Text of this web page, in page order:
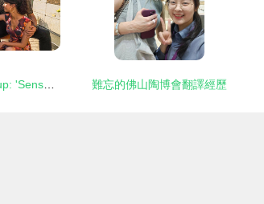
難忘的佛山陶博會翻譯經歷